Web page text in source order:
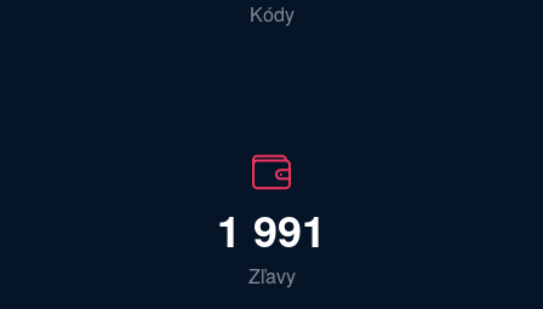
Kódy
1 991
Zľavy